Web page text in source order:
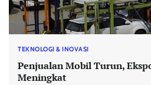
TEKNOLOGI & INOVASI
Penjualan Mobil Turun,
Meningkat